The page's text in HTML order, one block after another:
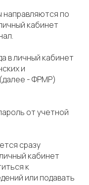
направляются по
кабинет
в личный кабинет
и
- ФРМР)
от учетной
сразу
кабинет
к
или подавать